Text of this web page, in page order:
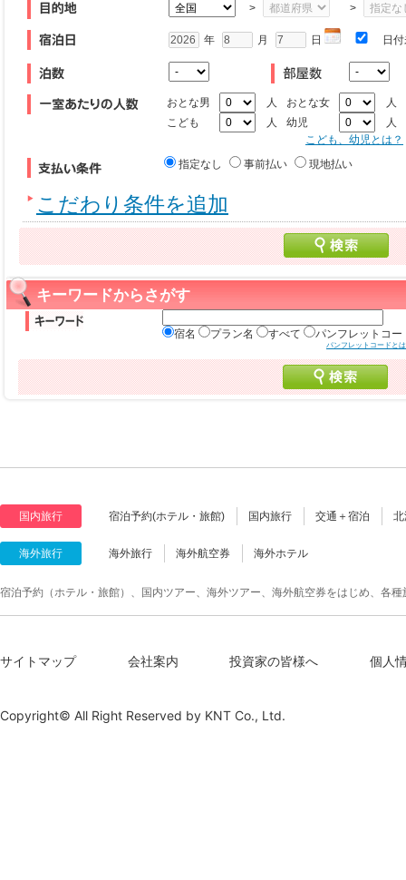
> >
年 月 日 日
おとな男 人 おとな女
人
こども
人 幼児
人
こども、幼児とは？
指定なし
事前払い 現地払い
こだわり条件を追加
キーワードからさがす
宿名 プラン名 すべて パンフレットコー
パンフレットコードと
国内旅行 宿泊予約(ホテル・旅館) 国内旅行 交通＋宿泊
海外旅行 海外旅行 海外航空券 海外ホテル
宿泊予約（ホテル・旅館）、国内ツアー、海外ツアー、海外航空券をはじめ、各
サイトマップ 会社案内 投資家の皆様へ 個人
Copyright© All Right Reserved by KNT Co., Ltd.